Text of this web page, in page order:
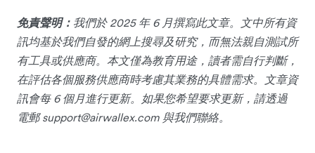
免責聲明： 我們於 2025 年 6 月撰寫此文章。文中所有資
訊均基於我們自發的網上搜尋及研究，而無法親自測試所
有工具或供應商。本文僅為教育用途，讀者需自行判斷，
在評估各個服務供應商時考慮其業務的具體需求。文章資
訊會每 6 個月進行更新。如果您希望要求更新，請透過
電郵support@airwallex.com 與我們聯絡。